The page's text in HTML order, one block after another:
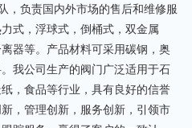
，负责国内外市场的售后和维修服
式，浮球式，倒桶式，双金属
器等。产品材料可采用碳钢，奥
我公司生产的阀门广泛适用于石
，食品等行业，具有良好的信誉
，管理创新，服务创新，引领市